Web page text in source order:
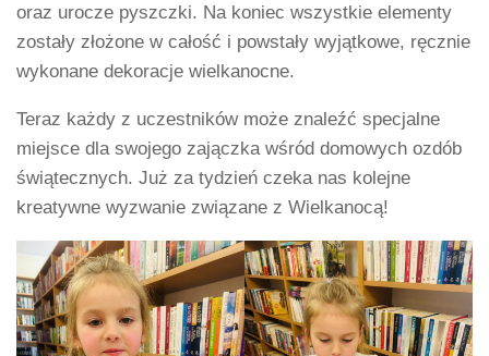
oraz urocze pyszczki. Na koniec wszystkie elementy
zostały złożone w całość i powstały wyjątkowe, ręcznie
wykonane dekoracje wielkanocne.
Teraz każdy z uczestników może znaleźć specjalne
miejsce dla swojego zajączka wśród domowych ozdób
świątecznych. Już za tydzień czeka nas kolejne
kreatywne wyzwanie związane z Wielkanocą!